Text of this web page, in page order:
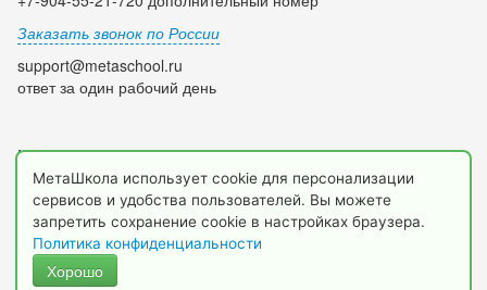
Заказать звонок по России
support@metaschool.ru
ответ за один рабочий день
Мы в социальных сетях:
© 2009-2026 МетаШкола, www.metaschool.ru
МетаШкола использует cookie для персонализации
сервисов и удобства пользователей. Вы можете
запретить сохранение cookie в настройках браузера.
Политика конфиденциальности
Хорошо